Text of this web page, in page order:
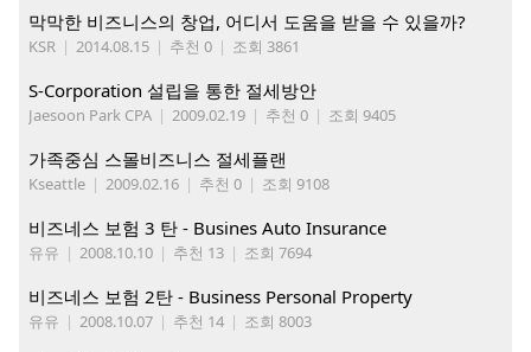
막막한 비즈니스의 창업, 어디서 도움을 받을 수 있을까?
KSR | 2014.08.15 | 추천 0 | 조회 3861
S-Corporation 설립을 통한 절세방안
Jaesoon Park CPA | 2009.02.19 | 추천 0 | 조회 9405
가족중심 스몰비즈니스 절세플랜
Kseattle | 2009.02.16 | 추천 0 | 조회 9108
비즈네스 보험 3 탄 - Busines Auto Insurance
유유 | 2008.10.10 | 추천 13 | 조회 7694
비즈네스 보험 2탄 - Business Personal Property
유유 | 2008.10.07 | 추천 14 | 조회 8003